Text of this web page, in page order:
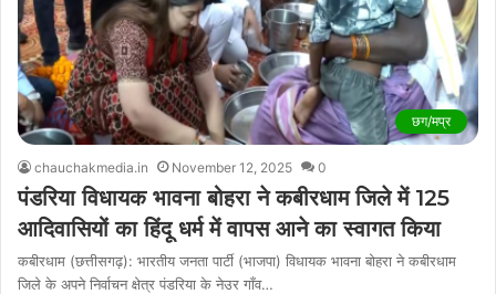
छग/मप्र
chauchakmedia.in November 12, 2025 0
पंडरिया विधायक भावना बोहरा ने कबीरधाम जिले में 125
आदिवासियों का हिंदू धर्म में वापस आने का स्वागत किया
कबीरधाम (छत्तीसगढ़): भारतीय जनता पार्टी (भाजपा) विधायक भावना बोहरा ने कबीरधाम
जिले के अपने निर्वाचन क्षेत्र पंडरिया के नेउर गाँव…